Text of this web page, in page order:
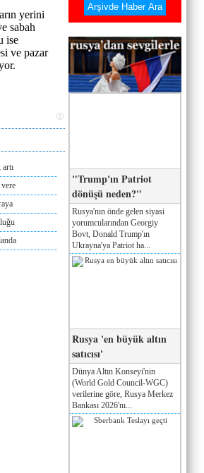
yerini
sabah
ise
ve pazar
"Trump'ın Patriot
dönüşü neden?"
Rusya'nın önde gelen siyasi
yorumcularından Georgiy
Bovt, Donald Trump'ın
Ukrayna'ya Patriot ha...
Rusya 'en büyük altın
satıcısı'
Dünya Altın Konseyi'nin
(World Gold Council-WGC)
verilerine göre, Rusya Merkez
Bankası 2026'nı...